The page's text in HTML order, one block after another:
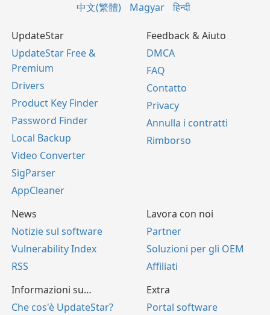
中文(繁體)
Magyar हिन्दी
UpdateStar
UpdateStar Free &
Premium
Drivers
Product Key Finder
Password Finder
Local Backup
Video Converter
SigParser
AppCleaner
Feedback & Aiuto
DMCA
FAQ
Contatto
Privacy
Annulla i contratti
Rimborso
News
Notizie sul software
Vulnerability Index
RSS
Lavora con noi
Partner
Soluzioni per gli OEM
Affiliati
Informazioni su…
Che cos'è UpdateStar?
Extra
Portal software